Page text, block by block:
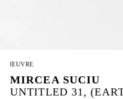
ŒUVRE
MIRCEA SUCIU
UNTITLED 31,